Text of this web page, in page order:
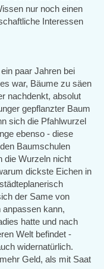
nur noch einen
Interessen
paar Jahren bei
war, Bäume zu säen
nachdenkt, absolut
gepflanzter Baum
sich die Pfahlwurzel
ebenso - diese
Baumschulen
die Wurzeln nicht
dickste Eichen in
der Same von
kann,
hatte und nach
Welt befindet -
widernatürlich.
Geld, als mit Saat